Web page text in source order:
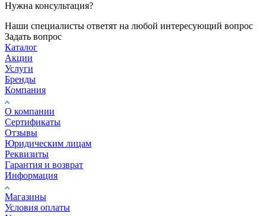
Нужна консультация?
Наши специалисты ответят на любой интересующий вопрос
Задать вопрос
Каталог
Акции
Услуги
Бренды
Компания
О компании
Сертификаты
Отзывы
Юридическим лицам
Реквизиты
Гарантия и возврат
Информация
Магазины
Условия оплаты